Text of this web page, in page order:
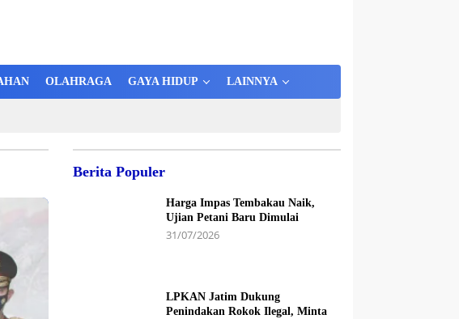
OLAHRAGA GAYA HIDUP LAINNYA
Berita Populer
Harga Impas Tembakau Naik,
Ujian Petani Baru Dimulai
31/07/2026
LPKAN Jatim Dukung
Penindakan Rokok Ilegal, Minta